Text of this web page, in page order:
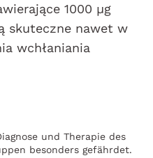
1000 μg
skuteczne nawet w
wchłaniania
und Therapie des
besonders gefährdet.